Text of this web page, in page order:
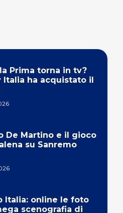
Prima torna in tv?
Italia ha acquistato il
De Martino e il gioco
su Sanremo
Italia: online le foto
scenografia di